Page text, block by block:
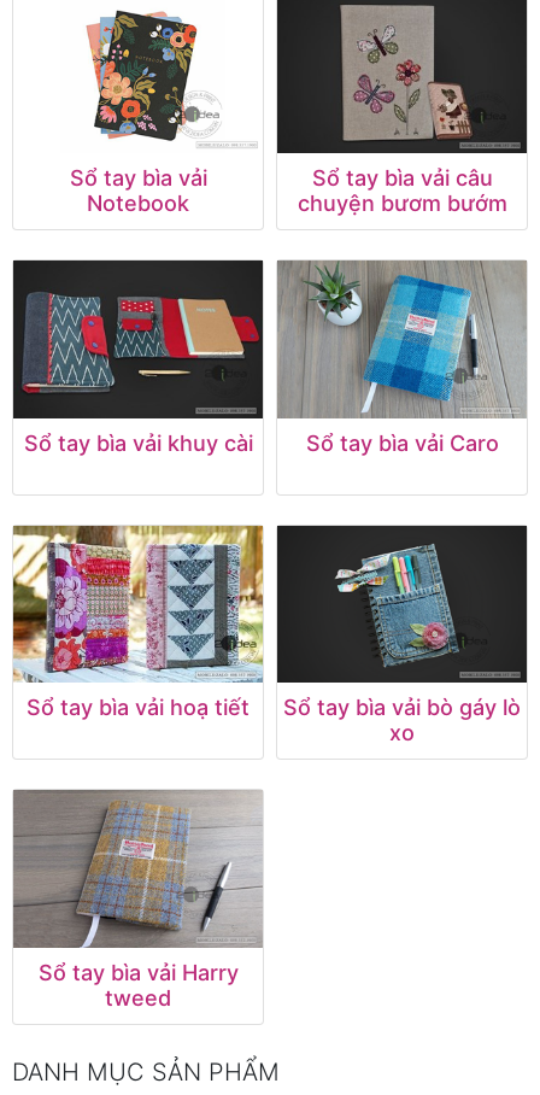
Sổ tay bìa vải
Notebook
Sổ tay bìa vải câu
chuyện bươm bướm
Sổ tay bìa vải khuy cài Sổ tay bìa vải Caro
Sổ tay bìa vải hoạ tiết
Sổ tay bìa vải bò gáy lò
xo
Sổ tay bìa vải Harry
tweed
DANH MỤC SẢN PHẨM